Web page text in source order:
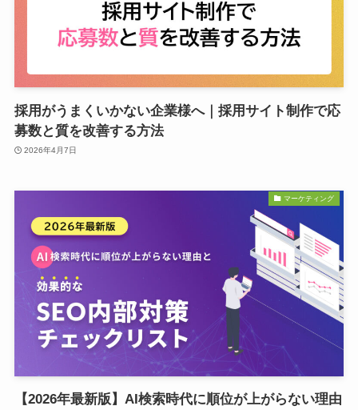
採用がうまくいかない企業様へ｜採用サイト制作で応
募数と質を改善する方法
2026年4月7日
マーケティング
【2026年最新版】AI検索時代に順位が上がらない理由